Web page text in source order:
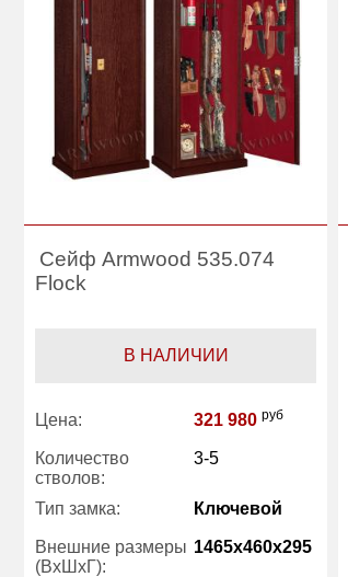
Сейф Armwood 535.074
Flock
В НАЛИЧИИ
Цена: 321 980 руб
Количество
стволов:
3-5
Тип замка: Ключевой
Внешние размеры
(ВхШхГ):
1465x460x295